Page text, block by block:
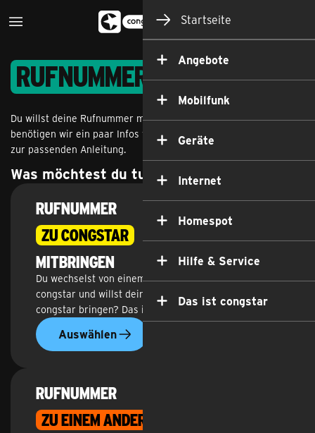
Startseite
Angebote
Mobilfunk
Geräte
Internet
Homespot
Hilfe & Service
Das ist congstar
Ruf­nummern­mitnahme
Du willst deine Rufnummer mitbringen oder mitnehmen? Dazu
benötigen wir ein paar Infos von dir. Anschließend kommst du
zur passenden Anleitung.
Was möchtest du tun?
RUFNUMMER
ZU CONGSTAR
MITBRINGEN
Du wechselst von einem anderen Anbieter zu
congstar und willst deine Rufnummer mit zu
congstar bringen? Das ist für dich kostenlos.
Auswählen
RUFNUMMER
ZU EINEM ANDEREN ANBIETER